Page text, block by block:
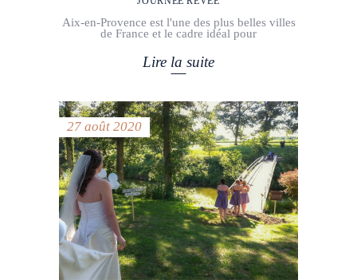
Aix-en-Provence est l'une des plus belles villes
de France et le cadre idéal pour
Lire la suite
27 août 2020